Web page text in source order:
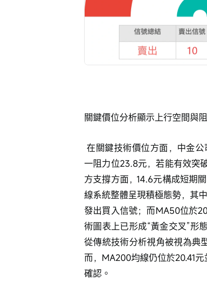
關鍵價位分析顯示上行空間與
在關鍵技術價位方面，中金公司正面臨重要阻力測試。當前股價22.24元已接近第
一阻力位23.8元，若能有效突
方支撐方面，14.6元構成短期
線系統整體呈現積極態勢，其
發出買入信號；而MA50位於
術圖表上已形成“黃金交叉”形
從傳統技術分析視角被視為典
而，MA200均線仍位於20.41
確認。